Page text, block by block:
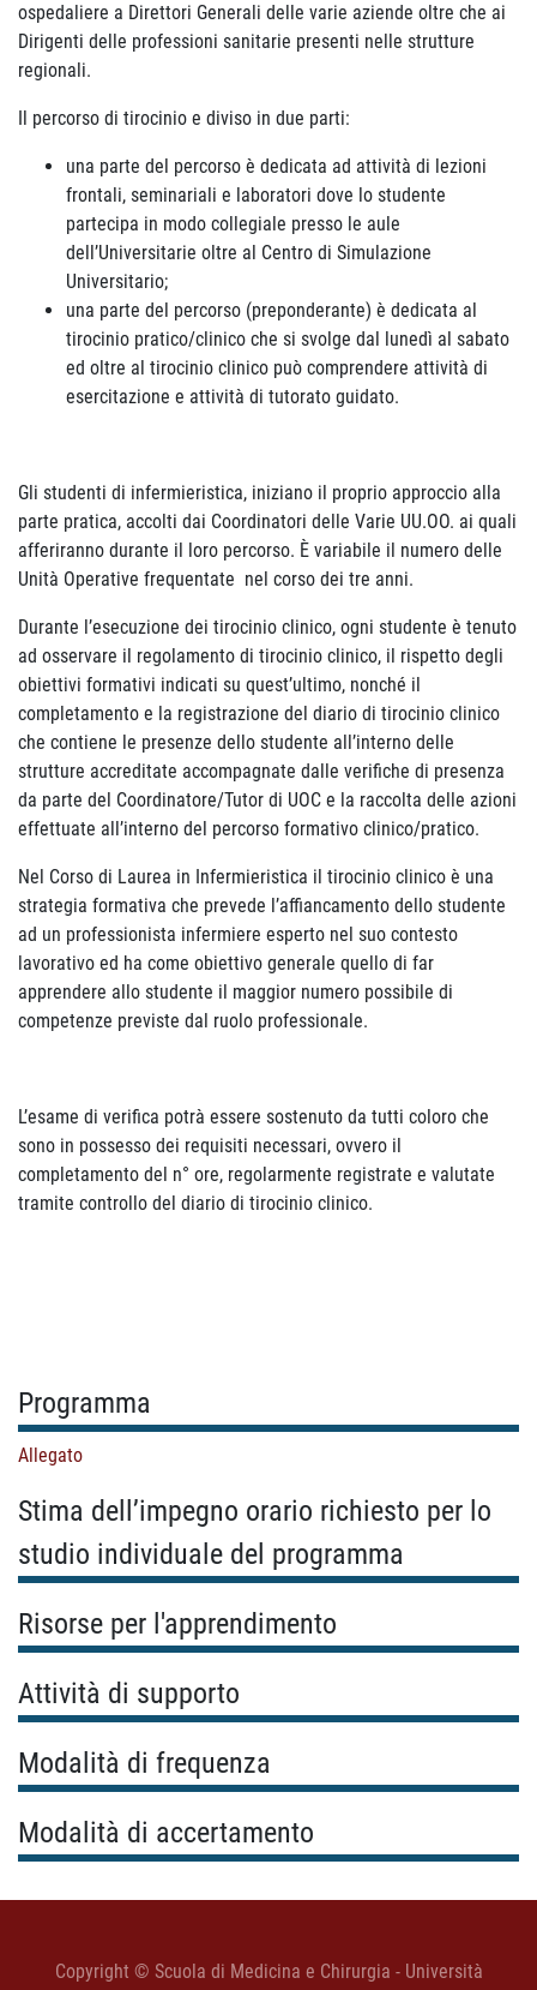
ospedaliere a Direttori Generali delle varie aziende oltre che ai
Dirigenti delle professioni sanitarie presenti nelle strutture
regionali.
Il percorso di tirocinio e diviso in due parti:
una parte del percorso è dedicata ad attività di lezioni
frontali, seminariali e laboratori dove lo studente
partecipa in modo collegiale presso le aule
dell’Universitarie oltre al Centro di Simulazione
Universitario;
una parte del percorso (preponderante) è dedicata al
tirocinio pratico/clinico che si svolge dal lunedì al sabato
ed oltre al tirocinio clinico può comprendere attività di
esercitazione e attività di tutorato guidato.
Gli studenti di infermieristica, iniziano il proprio approccio alla
parte pratica, accolti dai Coordinatori delle Varie UU.OO. ai quali
afferiranno durante il loro percorso. È variabile il numero delle
Unità Operative frequentate nel corso dei tre anni.
Durante l’esecuzione dei tirocinio clinico, ogni studente è tenuto
ad osservare il regolamento di tirocinio clinico, il rispetto degli
obiettivi formativi indicati su quest’ultimo, nonché il
completamento e la registrazione del diario di tirocinio clinico
che contiene le presenze dello studente all’interno delle
strutture accreditate accompagnate dalle verifiche di presenza
da parte del Coordinatore/Tutor di UOC e la raccolta delle azioni
effettuate all’interno del percorso formativo clinico/pratico.
Nel Corso di Laurea in Infermieristica il tirocinio clinico è una
strategia formativa che prevede l’affiancamento dello studente
ad un professionista infermiere esperto nel suo contesto
lavorativo ed ha come obiettivo generale quello di far
apprendere allo studente il maggior numero possibile di
competenze previste dal ruolo professionale.
L’esame di verifica potrà essere sostenuto da tutti coloro che
sono in possesso dei requisiti necessari, ovvero il
completamento del n° ore, regolarmente registrate e valutate
tramite controllo del diario di tirocinio clinico.
Programma
Allegato
Stima dell’impegno orario richiesto per lo
studio individuale del programma
Risorse per l'apprendimento
Attività di supporto
Modalità di frequenza
Modalità di accertamento
Copyright © Scuola di Medicina e Chirurgia - Università